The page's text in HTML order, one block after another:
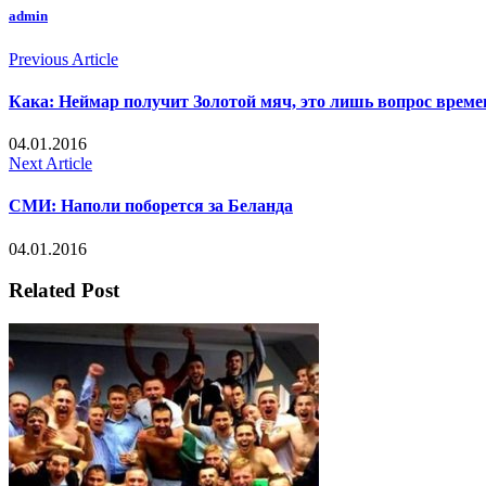
admin
Previous Article
Кака: Неймар получит Золотой мяч, это лишь вопрос
04.01.2016
Next Article
СМИ: Наполи поборется за Беланда
04.01.2016
Related Post